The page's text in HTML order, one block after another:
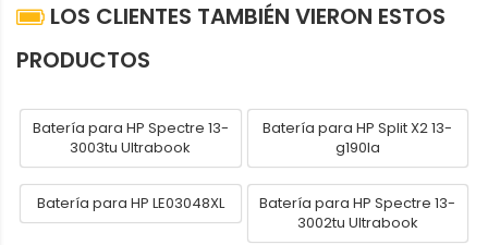
LOS CLIENTES TAMBIÉN VIERON ESTOS
PRODUCTOS
Batería para HP Spectre 13-
3003tu Ultrabook
Batería para HP Split X2 13-
g190la
Batería para HP LE03048XL
Batería para HP Spectre 13-
3002tu Ultrabook